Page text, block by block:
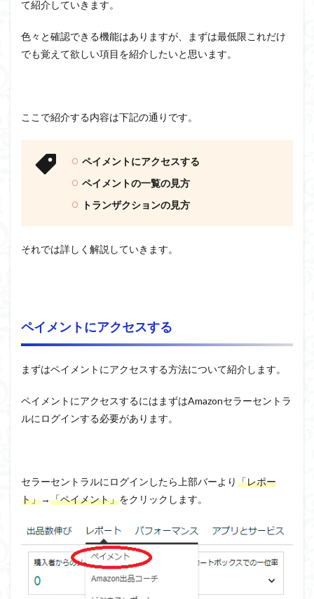
て紹介していきます。
色々と確認できる機能はありますが、まずは最低限これだけ
でも覚えて欲しい項目を紹介したいと思います。
ここで紹介する内容は下記の通りです。
ペイメントにアクセスする
ペイメントの一覧の見方
トランザクションの見方
それでは詳しく解説していきます。
ペイメントにアクセスする
まずはペイメントにアクセスする方法について紹介します。
ペイメントにアクセスするにはまずはAmazonセラーセントラ
ルにログインする必要があります。
セラーセントラルにログインしたら上部バーより「レポー
ト」→「ペイメント」をクリックします。